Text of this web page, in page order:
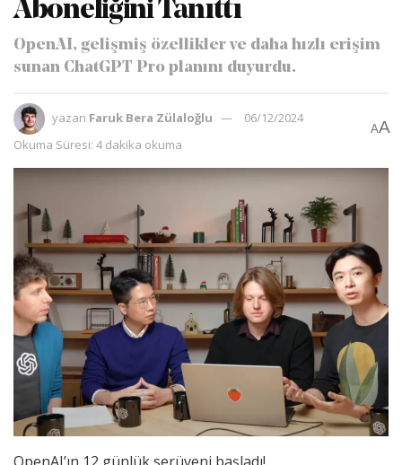
Aboneliğini Tanıttı
OpenAI, gelişmiş özellikler ve daha hızlı erişim
sunan ChatGPT Pro planını duyurdu.
yazan Faruk Bera Zülaloğlu
06/12/2024
Okuma Süresi: 4 dakika okuma
AA